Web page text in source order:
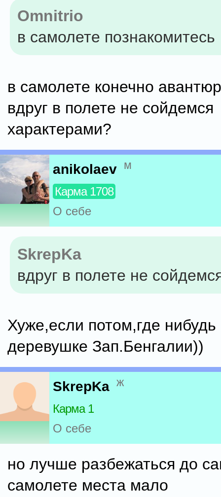
Omnitrio
в самолете познакомитесь
в самолете конечно
вдруг в полете не сойдемся
характерами?
anikolaev м
Карма 1708
О себе
SkrepKa
вдруг в полете не
Хуже,если потом,где нибудь
деревушке Зап.Бенгалии))
SkrepKa ж
Карма 1
О себе
но лучше разбежаться до
самолете места мало